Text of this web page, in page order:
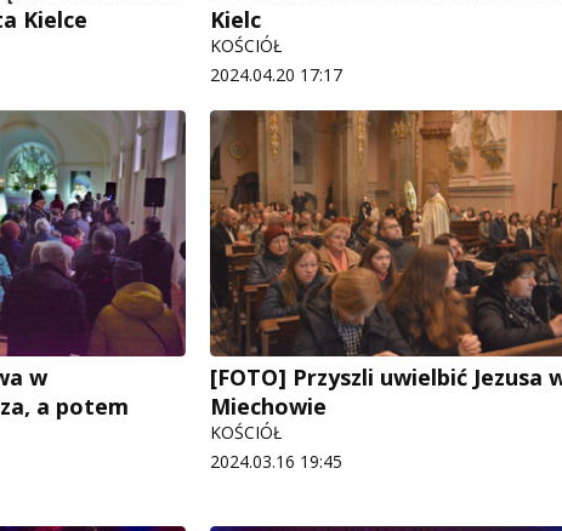
Kielce
Kielc
KOŚCIÓŁ
2024.04.20 17:17
w
a potem
[FOTO] Przyszli uwielbić Jezusa
Miechowie
KOŚCIÓŁ
2024.03.16 19:45